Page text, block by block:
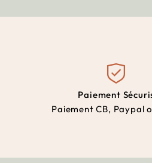
Paiement
Paiement CB, Paypal